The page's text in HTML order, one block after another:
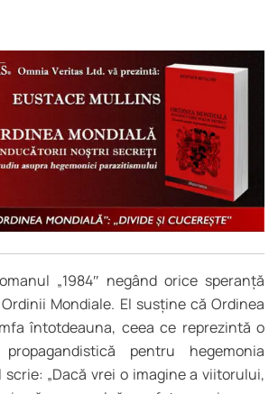
„1984″ negând orice speranță
Mondiale. El susține că Ordinea
întotdeauna, ceea ce reprezintă o
pentru hegemonia
„Dacă vrei o imagine a viitorului,